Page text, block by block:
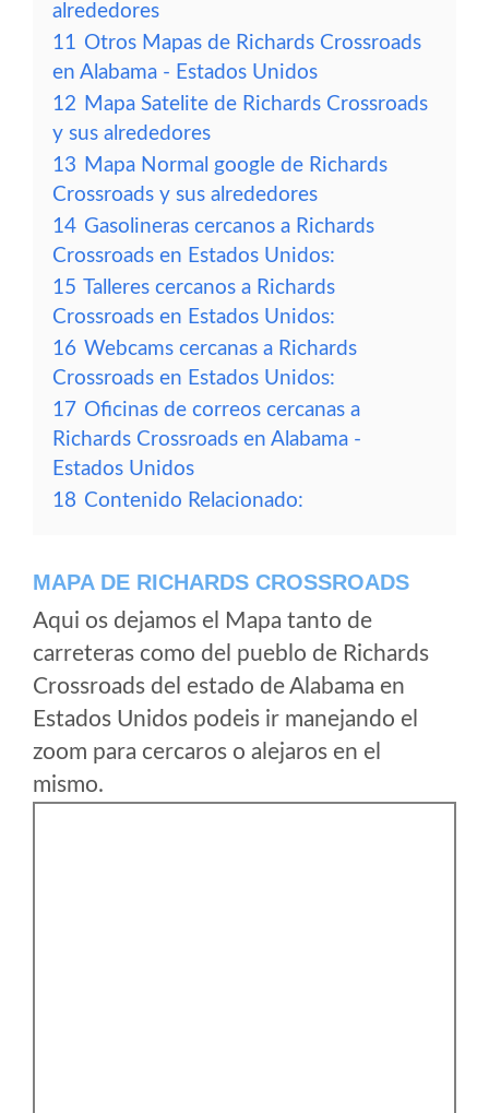
alrededores
11 Otros Mapas de Richards Crossroads
en Alabama - Estados Unidos
12 Mapa Satelite de Richards Crossroads
y sus alrededores
13 Mapa Normal google de Richards
Crossroads y sus alrededores
14 Gasolineras cercanos a Richards
Crossroads en Estados Unidos:
15 Talleres cercanos a Richards
Crossroads en Estados Unidos:
16 Webcams cercanas a Richards
Crossroads en Estados Unidos:
17 Oficinas de correos cercanas a
Richards Crossroads en Alabama -
Estados Unidos
18 Contenido Relacionado:
MAPA DE RICHARDS CROSSROADS
Aqui os dejamos el Mapa tanto de
carreteras como del pueblo de Richards
Crossroads del estado de Alabama en
Estados Unidos podeis ir manejando el
zoom para cercaros o alejaros en el
mismo.